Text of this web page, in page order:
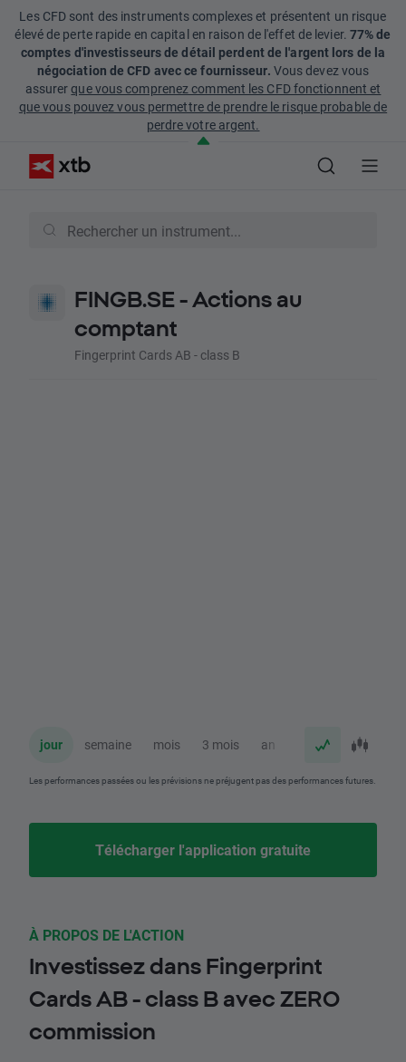
Les CFD sont des instruments complexes et présentent un risque
élevé de perte rapide en capital en raison de l'effet de levier. 77% de
comptes d'investisseurs de détail perdent de l'argent lors de la
négociation de CFD avec ce fournisseur. Vous devez vous
assurerque vous comprenez comment les CFD fonctionnent et
que vous pouvez vous permettre de prendre le risque probable de
perdre votre argent.
FINGB.SE - Actions au
comptant
Fingerprint Cards AB - class B
jour semaine mois 3 mois an
Les performances passées ou les prévisions ne préjugent pas des performances futures.
Télécharger l'application gratuite
À PROPOS DE L'ACTION
Investissez dans Fingerprint
Cards AB - class B avec ZERO
commission